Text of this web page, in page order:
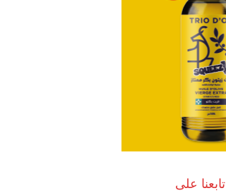
تابعنا على